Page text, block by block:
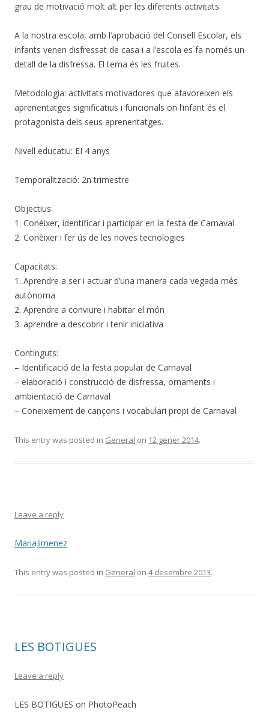
grau de motivació molt alt per les diferents activitats.
A la nostra escola, amb l’aprobació del Consell Escolar, els
infants venen disfressat de casa i a l’escola es fa només un
detall de la disfressa. El tema és les fruites.
Metodologia: activitats motivadores que afavoreixen els
aprenentatges significatius i funcionals on l’infant és el
protagonista dels seus aprenentatges.
Nivell educatiu: EI 4 anys
Temporalització: 2n trimestre
Objectius:
1. Conèixer, identificar i participar en la festa de Carnaval
2. Conèixer i fer ús de les noves tecnologies
Capacitats:
1. Aprendre a ser i actuar d’una manera cada vegada més
autònoma
2. Aprendre a conviure i habitar el món
3. aprendre a descobrir i tenir iniciativa
Continguts:
– Identificació de la festa popular de Carnaval
– elaboració i construcció de disfressa, ornaments i
ambientació de Carnaval
– Coneixement de cançons i vocabulari propi de Carnaval
This entry was posted in General on 12 gener 2014.
Leave a reply
MariaJimenez
This entry was posted in General on 4 desembre 2013.
LES BOTIGUES
Leave a reply
LES BOTIGUES on PhotoPeach